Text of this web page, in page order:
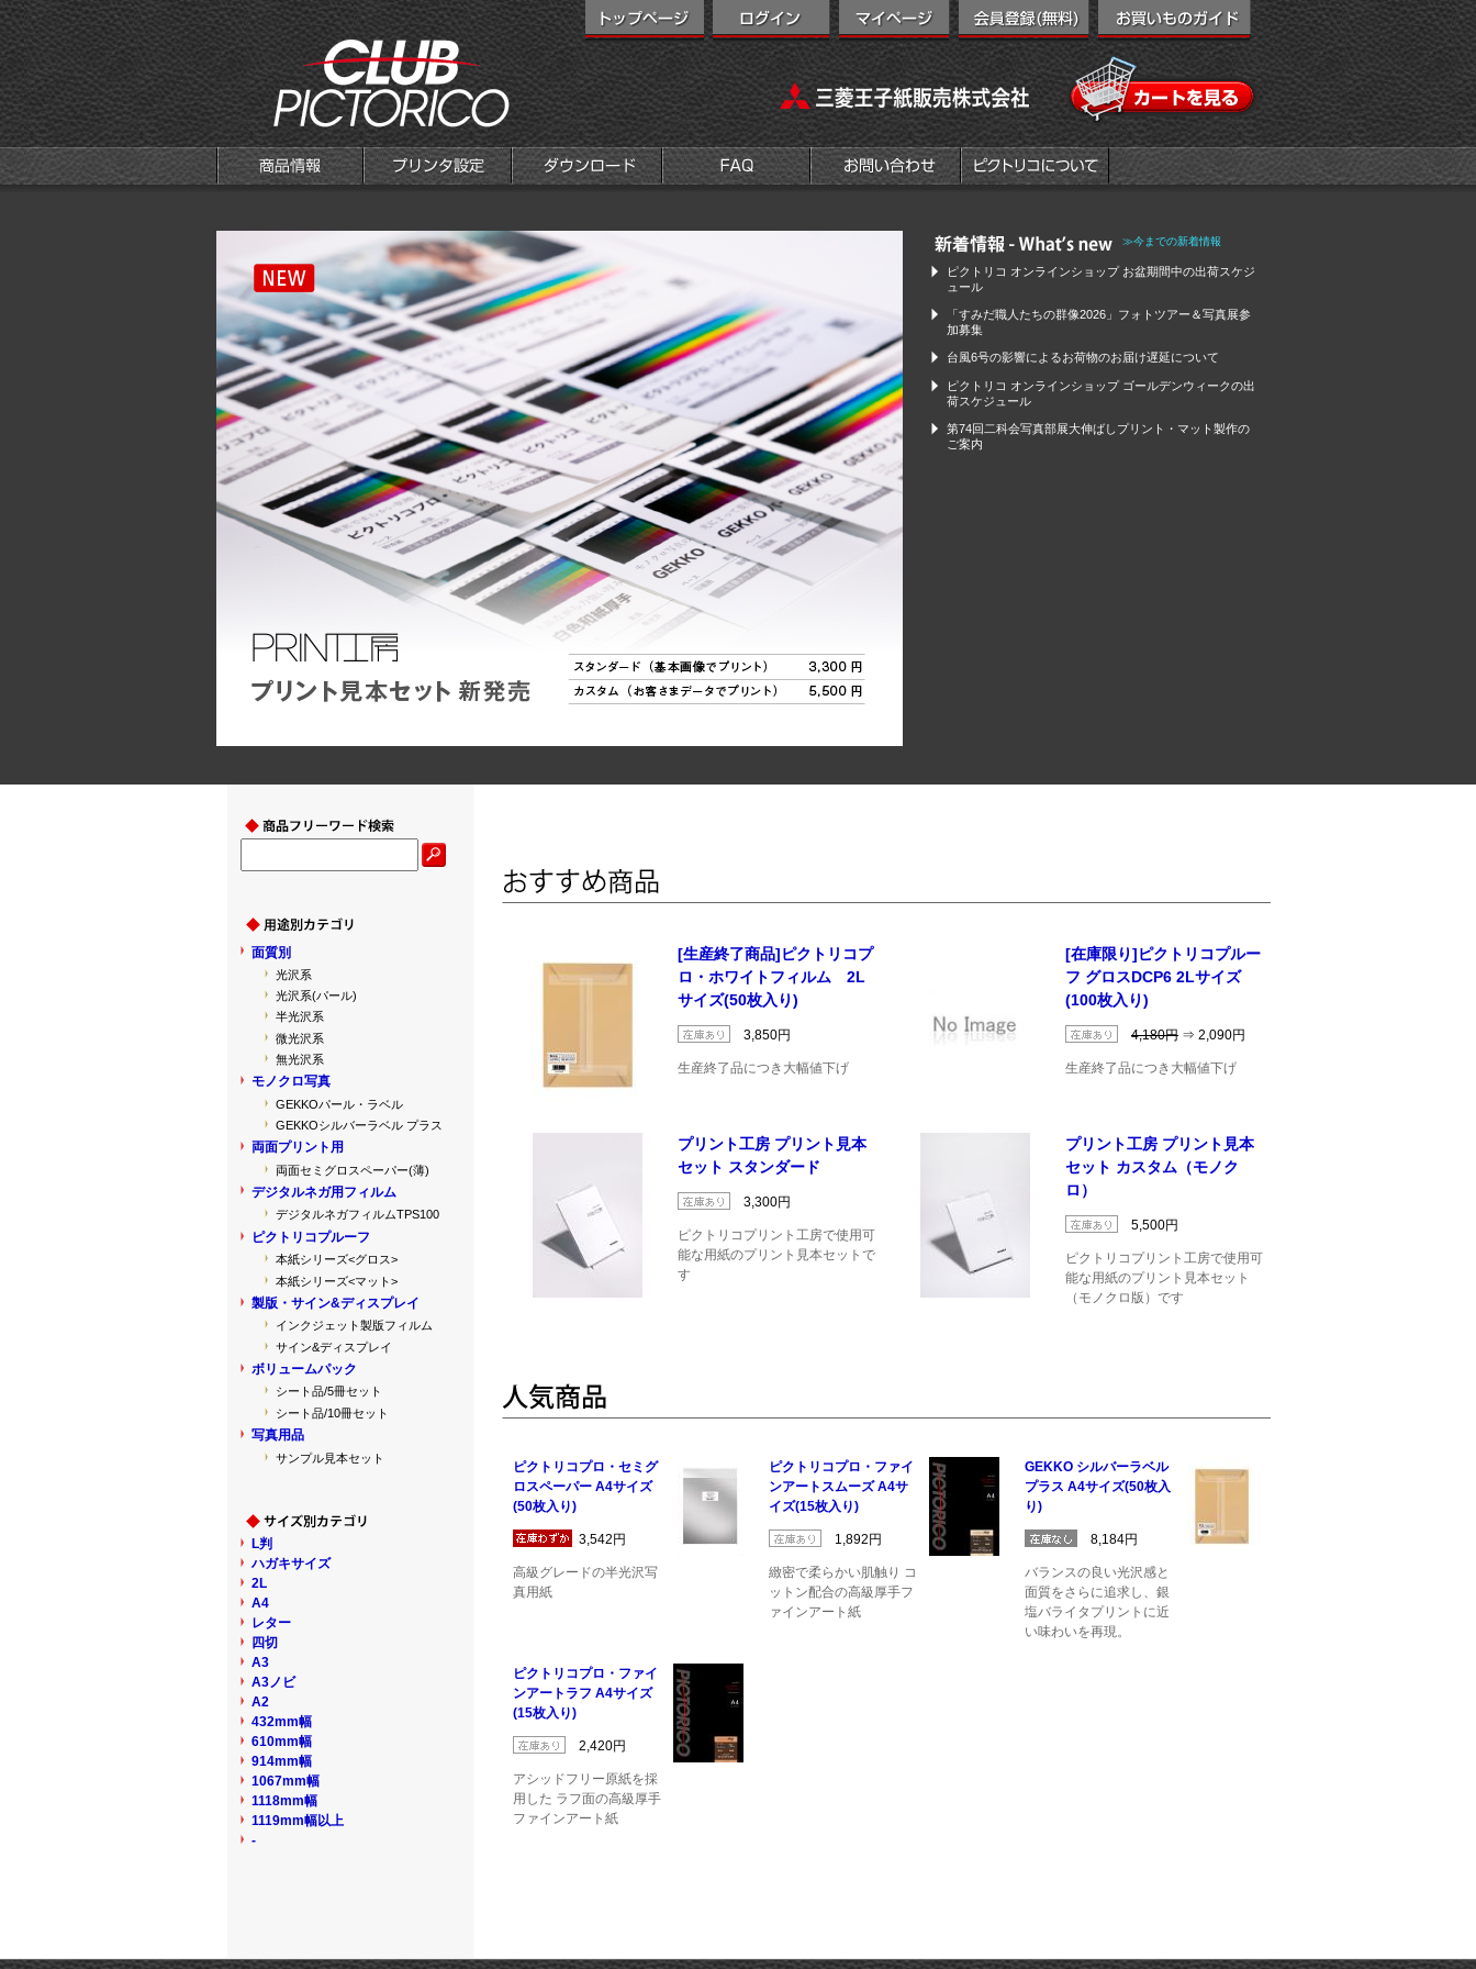
≫今までの新着情報
ピクトリコ オンラインショップ お盆期間中の出荷スケジ
ュール
「すみだ職人たちの群像2026」フォトツアー＆写真展参
加募集
台風6号の影響によるお荷物のお届け遅延について
ピクトリコ オンラインショップ ゴールデンウィークの出
荷スケジュール
第74回二科会写真部展大伸ばしプリント・マット製作の
ご案内
[生産終了商品]ピクトリコプ
ロ・ホワイトフィルム 2L
サイズ(50枚入り)
3,850円
生産終了品につき大幅値下げ
[在庫限り]ピクトリコプルー
フ グロスDCP6 2Lサイズ
(100枚入り)
4,180円 ⇒ 2,090円
生産終了品につき大幅値下げ
プリント工房 プリント見本
セット スタンダード
3,300円
ピクトリコプリント工房で使用可
能な用紙のプリント見本セットで
す
プリント工房 プリント見本
セット カスタム（モノク
ロ）
5,500円
ピクトリコプリント工房で使用可
能な用紙のプリント見本セット
（モノクロ版）です
ピクトリコプロ・セミグ
ロスペーパー A4サイズ
(50枚入り)
3,542円
高級グレードの半光沢写
真用紙
ピクトリコプロ・ファイ
ンアートスムーズ A4サ
イズ(15枚入り)
1,892円
緻密で柔らかい肌触り コ
ットン配合の高級厚手フ
ァインアート紙
GEKKO シルバーラベル
プラス A4サイズ(50枚入
り)
8,184円
バランスの良い光沢感と
面質をさらに追求し、銀
塩バライタプリントに近
い味わいを再現。
ピクトリコプロ・ファイ
ンアートラフ A4サイズ
(15枚入り)
2,420円
アシッドフリー原紙を採
用した ラフ面の高級厚手
ファインアート紙
面質別
光沢系
光沢系(パール)
半光沢系
微光沢系
無光沢系
モノクロ写真
GEKKOパール・ラベル
GEKKOシルバーラベル プラス
両面プリント用
両面セミグロスペーパー(薄)
デジタルネガ用フィルム
デジタルネガフィルムTPS100
ピクトリコプルーフ
本紙シリーズ<グロス>
本紙シリーズ<マット>
製版・サイン&ディスプレイ
インクジェット製版フィルム
サイン&ディスプレイ
ボリュームパック
シート品/5冊セット
シート品/10冊セット
写真用品
サンプル見本セット
L判
ハガキサイズ
2L
A4
レター
四切
A3
A3ノビ
A2
432mm幅
610mm幅
914mm幅
1067mm幅
1118mm幅
1119mm幅以上
-